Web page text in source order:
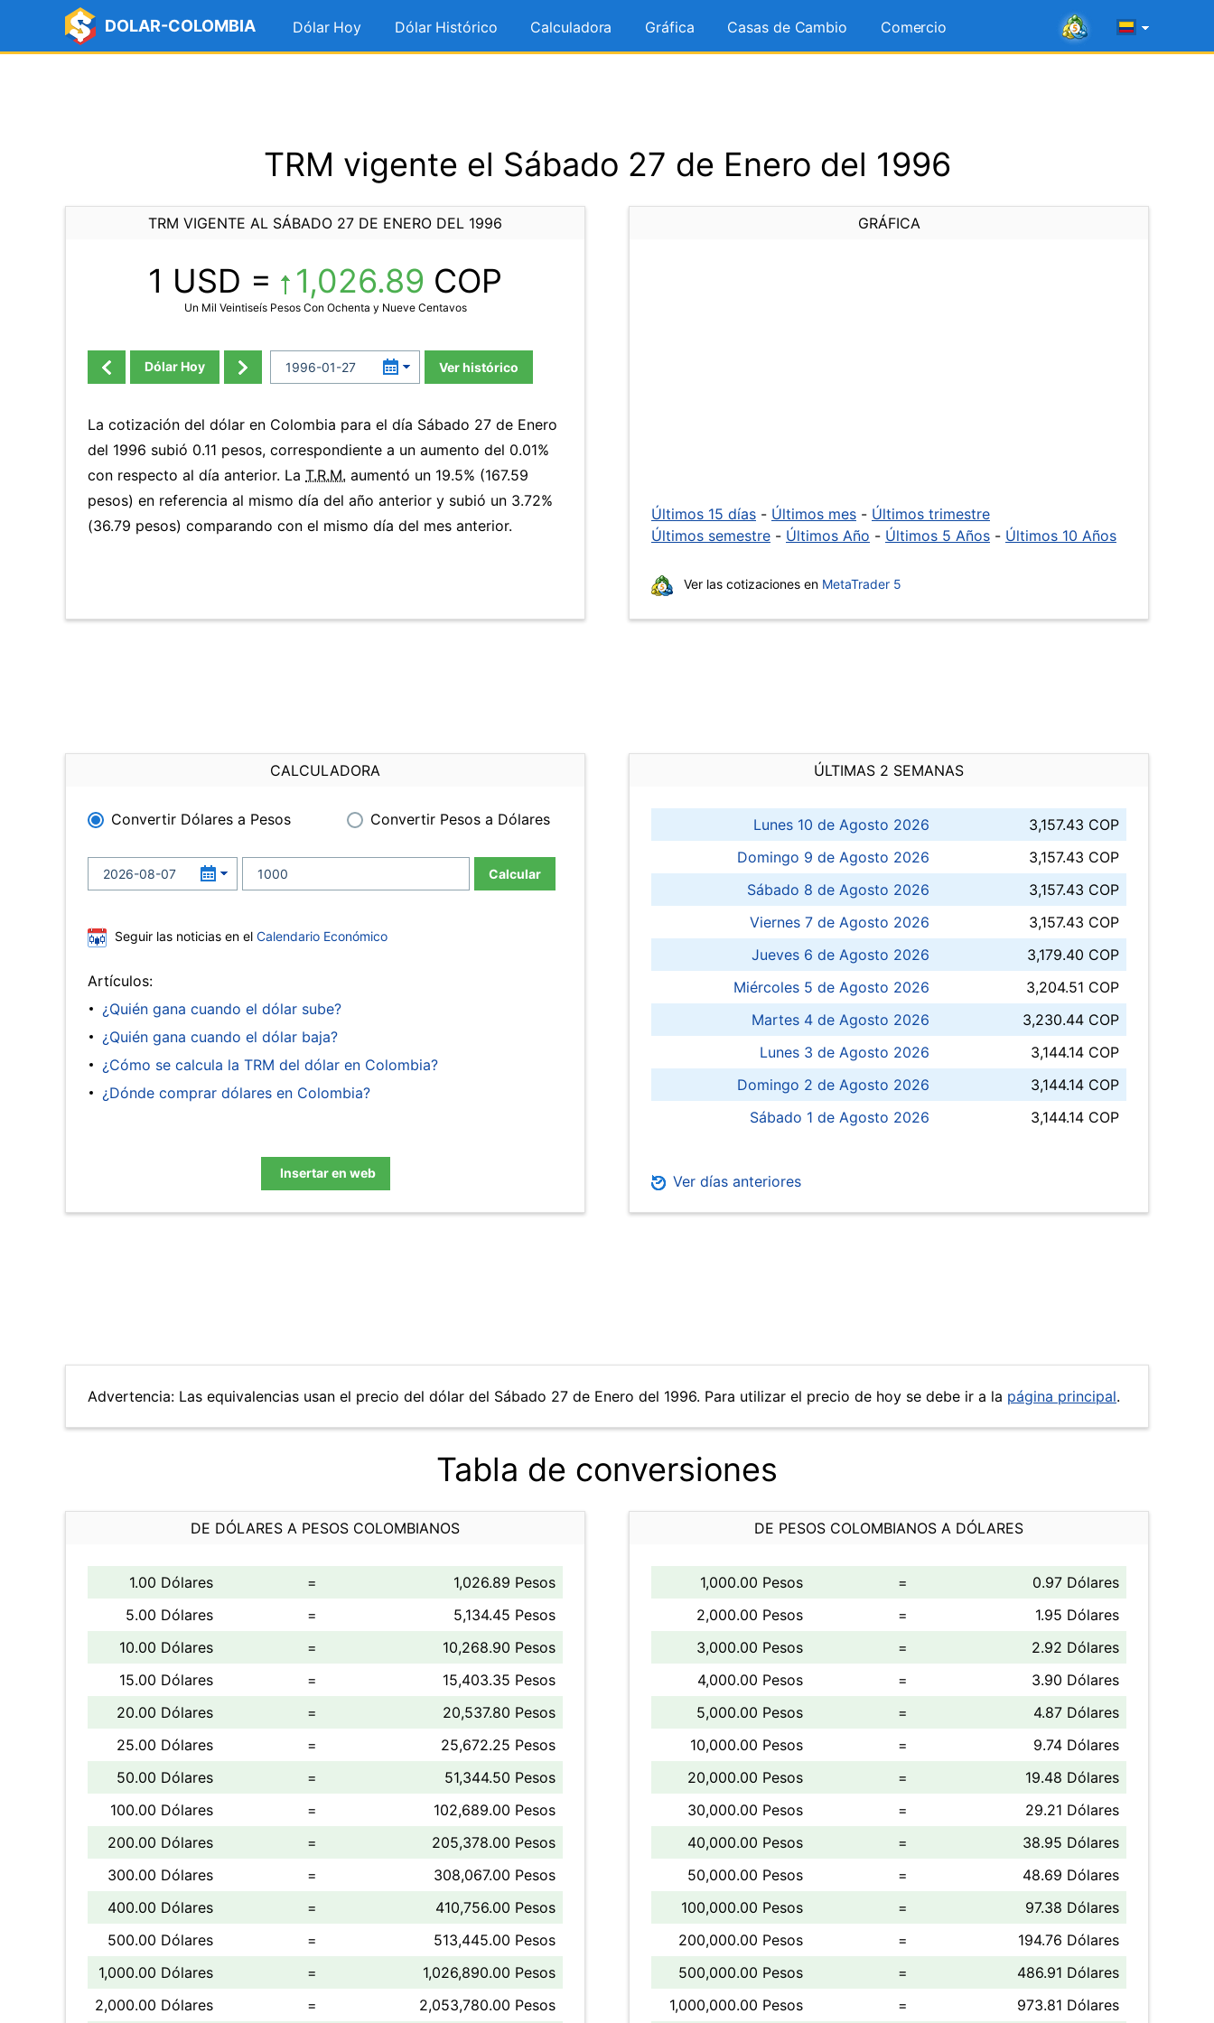
DOLAR-COLOMBIA Dólar Hoy Dólar Histórico Calculadora Gráfica Casas de Cambio Comercio
TRM vigente el Sábado 27 de Enero del 1996
TRM VIGENTE AL SÁBADO 27 DE ENERO DEL 1996
1 USD = 1,026.89 COP
Un Mil Veintiseís Pesos Con Ochenta y Nueve Centavos
Dólar Hoy Ver histórico
La cotización del dólar en Colombia para el día Sábado 27 de Enero
del 1996 subió 0.11 pesos, correspondiente a un aumento del 0.01%
con respecto al día anterior. La T.R.M. aumentó un 19.5% (167.59
pesos) en referencia al mismo día del año anterior y subió un 3.72%
(36.79 pesos) comparando con el mismo día del mes anterior.
GRÁFICA
Últimos 15 días - Últimos mes - Últimos trimestre
Últimos semestre - Últimos Año - Últimos 5 Años - Últimos 10 Años
Ver las cotizaciones en MetaTrader 5
CALCULADORA
Convertir Dólares a Pesos Convertir Pesos a Dólares
Calcular
Seguir las noticias en el Calendario Económico
Artículos:
¿Quién gana cuando el dólar sube?
¿Quién gana cuando el dólar baja?
¿Cómo se calcula la TRM del dólar en Colombia?
¿Dónde comprar dólares en Colombia?
Insertar en web
ÚLTIMAS 2 SEMANAS
Lunes 10 de Agosto 2026
3,157.43 COP
Domingo 9 de Agosto 2026
3,157.43 COP
Sábado 8 de Agosto 2026
3,157.43 COP
Viernes 7 de Agosto 2026
3,157.43 COP
Jueves 6 de Agosto 2026
3,179.40 COP
Miércoles 5 de Agosto 2026
3,204.51 COP
Martes 4 de Agosto 2026
3,230.44 COP
Lunes 3 de Agosto 2026
3,144.14 COP
Domingo 2 de Agosto 2026
3,144.14 COP
Sábado 1 de Agosto 2026
3,144.14 COP
Ver días anteriores
Advertencia: Las equivalencias usan el precio del dólar del Sábado 27 de Enero del 1996. Para utilizar el precio de hoy se debe ir a la página principal.
Tabla de conversiones
DE DÓLARES A PESOS COLOMBIANOS
1.00 Dólares =
1,026.89 Pesos
5.00 Dólares
=
5,134.45 Pesos
10.00 Dólares
=
10,268.90 Pesos
15.00 Dólares
=
15,403.35 Pesos
20.00 Dólares
=
20,537.80 Pesos
25.00 Dólares
=
25,672.25 Pesos
50.00 Dólares
=
51,344.50 Pesos
100.00 Dólares
=
102,689.00 Pesos
200.00 Dólares
=
205,378.00 Pesos
300.00 Dólares
=
308,067.00 Pesos
400.00 Dólares
=
410,756.00 Pesos
500.00 Dólares
=
513,445.00 Pesos
1,000.00 Dólares
=
1,026,890.00 Pesos
2,000.00 Dólares
= 2,053,780.00 Pesos
DE PESOS COLOMBIANOS A DÓLARES
1,000.00 Pesos =
0.97 Dólares
2,000.00 Pesos
=
1.95 Dólares
3,000.00 Pesos
=
2.92 Dólares
4,000.00 Pesos
=
3.90 Dólares
5,000.00 Pesos
=
4.87 Dólares
10,000.00 Pesos
=
9.74 Dólares
20,000.00 Pesos
=
19.48 Dólares
30,000.00 Pesos
=
29.21 Dólares
40,000.00 Pesos
=
38.95 Dólares
50,000.00 Pesos
=
48.69 Dólares
100,000.00 Pesos
=
97.38 Dólares
200,000.00 Pesos
=
194.76 Dólares
500,000.00 Pesos
=
486.91 Dólares
1,000,000.00 Pesos
= 973.81 Dólares